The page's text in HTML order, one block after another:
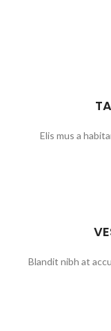
Elis mus a
Blandit nibh at